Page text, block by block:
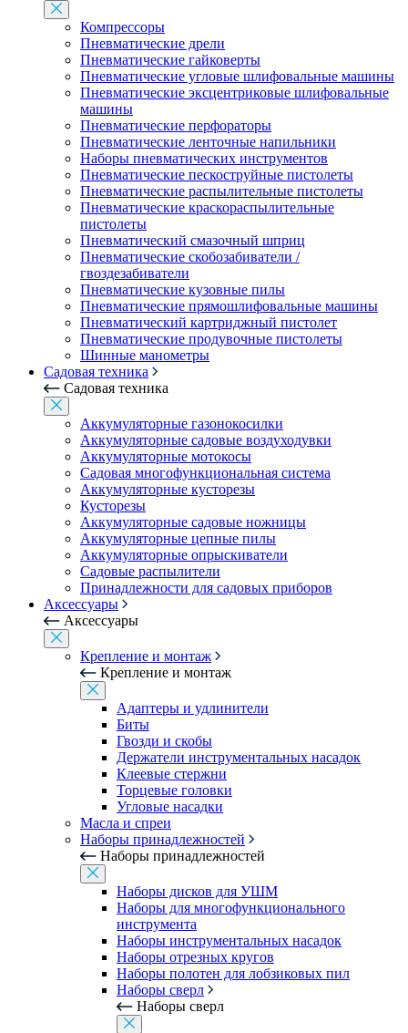
Компрессоры
Пневматические дрели
Пневматические гайковерты
Пневматические угловые шлифовальные машины
Пневматические эксцентриковые шлифовальные
машины
Пневматические перфораторы
Пневматические ленточные напильники
Наборы пневматических инструментов
Пневматические пескоструйные пистолеты
Пневматические распылительные пистолеты
Пневматические краскораспылительные
пистолеты
Пневматический смазочный шприц
Пневматические скобозабиватели /
гвоздезабиватели
Пневматические кузовные пилы
Пневматические прямошлифовальные машины
Пневматический картриджный пистолет
Пневматические продувочные пистолеты
Шинные манометры
Садовая техника
Садовая техника
Аккумуляторные газонокосилки
Аккумуляторные садовые воздуходувки
Аккумуляторные мотокосы
Садовая многофункциональная система
Аккумуляторные кусторезы
Кусторезы
Аккумуляторные садовые ножницы
Аккумуляторные цепные пилы
Аккумуляторные опрыскиватели
Садовые распылители
Принадлежности для садовых приборов
Аксессуары
Аксессуары
Крепление и монтаж
Крепление и монтаж
Адаптеры и удлинители
Биты
Гвозди и скобы
Держатели инструментальных насадок
Клеевые стержни
Торцевые головки
Угловые насадки
Масла и спреи
Наборы принадлежностей
Наборы принадлежностей
Наборы дисков для УШМ
Наборы для многофункционального
инструмента
Наборы инструментальных насадок
Наборы отрезных кругов
Наборы полотен для лобзиковых пил
Наборы сверл
Наборы сверл